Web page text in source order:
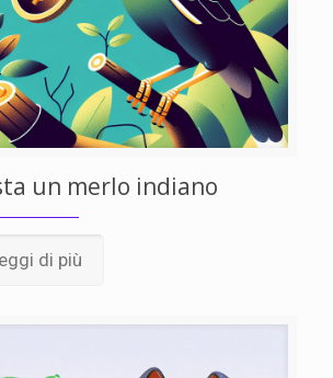
un merlo indiano
di più